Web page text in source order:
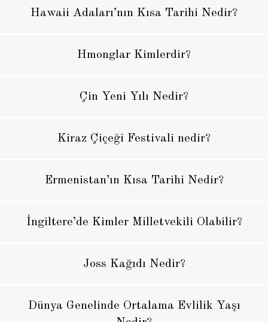
Hawaii Adaları’nın Kısa Tarihi Nedir?
Hmonglar Kimlerdir?
Çin Yeni Yılı Nedir?
Kiraz Çiçeği Festivali nedir?
Ermenistan’ın Kısa Tarihi Nedir?
İngiltere’de Kimler Milletvekili Olabilir?
Joss Kağıdı Nedir?
Dünya Genelinde Ortalama Evlilik Yaşı